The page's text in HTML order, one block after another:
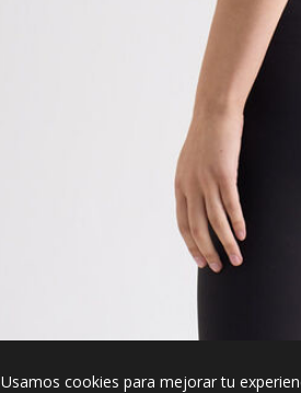
Usamos cookies para mejorar tu